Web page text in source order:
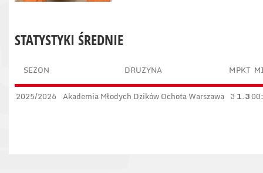
STATYSTYKI ŚREDNIE
SEZON DRUŻYNA MPKT
2025/2026 Akademia Młodych Dzików Ochota Warszawa 3 1.3